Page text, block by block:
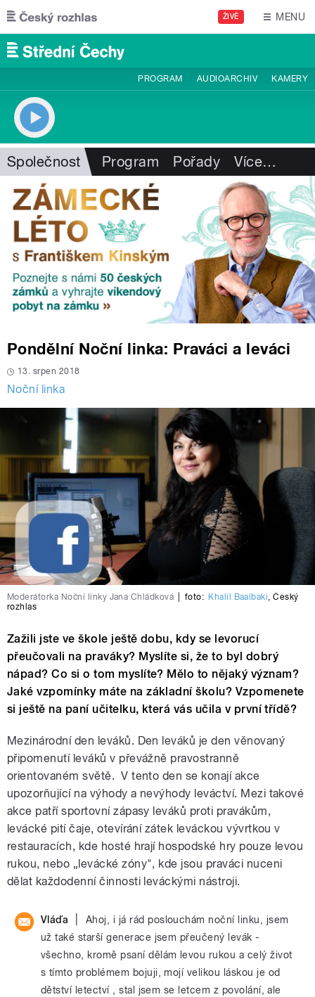
Přejít k hlavnímu obsahu
ŽIVĚ MENU
PROGRAM AUDIOARCHIV KAMERY
Společnost Program Pořady Více…
Pondělní Noční linka: Praváci a leváci
13. srpen 2018
Noční linka
Moderátorka Noční linky Jana Chládková foto: Khalil Baalbaki,Český
rozhlas
Zažili jste ve škole ještě dobu, kdy se levorucí
přeučovali na praváky? Myslíte si, že to byl dobrý
nápad? Co si o tom myslíte? Mělo to nějaký význam?
Jaké vzpomínky máte na základní školu? Vzpomenete
si ještě na paní učitelku, která vás učila v první třídě?
Mezinárodní den leváků. Den leváků je den věnovaný
připomenutí leváků v převážně pravostranně
orientovaném světě. V tento den se konají akce
upozorňující na výhody a nevýhody leváctví. Mezi takové
akce patří sportovní zápasy leváků proti pravákům,
levácké pití čaje, otevírání zátek leváckou vývrtkou v
restauracích, kde hosté hrají hospodské hry pouze levou
rukou, nebo „levácké zóny", kde jsou praváci nuceni
dělat každodenní činnosti leváckými nástroji.
Vláďa
Ahoj, i já rád poslouchám noční linku, jsem
už také starší generace jsem přeučený levák -
všechno, kromě psaní dělám levou rukou a celý život
s tímto problémem bojuji, mojí velikou láskou je od
dětství letectví , stal jsem se letcem z povolání, ale